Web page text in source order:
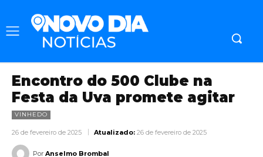
Encontro do 500 Clube na
Festa da Uva promete agitar
VINHEDO
26 de fevereiro de 2025 Atualizado: 26 de fevereiro de 2025
Por Anselmo Brombal